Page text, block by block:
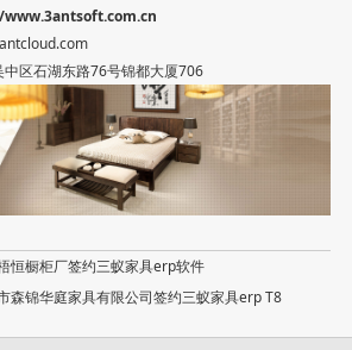
区石湖东路76号锦都大厦706
恒橱柜厂签约三蚁家具erp软件
森锦华庭家具有限公司签约三蚁家具erp T8